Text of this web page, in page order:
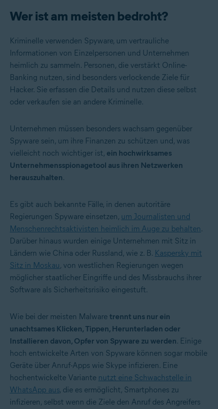
Wer ist am meisten bedroht?
Kriminelle verwenden Spyware, um vertrauliche
Informationen von Einzelpersonen und Unternehmen
heimlich zu sammeln. Personen, die verstärkt Online-
Banking nutzen, sind besonders verlockende Ziele für
Hacker. Sie erfassen die Details und nutzen diese selbst
oder verkaufen sie an andere Kriminelle.
Unternehmen müssen besonders wachsam gegenüber
Spyware sein, um ihre Finanzen zu schützen und, was
vielleicht noch wichtiger ist, ein hochwirksames
Unternehmensspionagetool aus ihren Netzwerken
herauszuhalten.
Es gibt auch bekannte Fälle, in denen autoritäre
Regierungen Spyware einsetzen, um Journalisten und
Menschenrechtsaktivisten heimlich im Auge zu behalten.
Darüber hinaus wurden einige Unternehmen mit Sitz in
Ländern wie China oder Russland, wie z. B. Kaspersky mit
Sitz in Moskau , von westlichen Regierungen wegen
möglicher staatlicher Eingriffe und des Missbrauchs ihrer
Software als Sicherheitsrisiko eingestuft.
Wie bei der meisten Malware trennt uns nur ein
unachtsames Klicken, Tippen, Herunterladen oder
Installieren davon, Opfer von Spyware zu werden. Einige
hoch entwickelte Arten von Spyware können sogar mobile
Geräte über Anruf-Apps wie Skype infizieren. Eine
hochentwickelte Variante nutzt eine Schwachstelle in
WhatsApp aus, die es ermöglicht, Smartphones zu
infizieren, selbst wenn die Ziele den Anruf des Angreifers